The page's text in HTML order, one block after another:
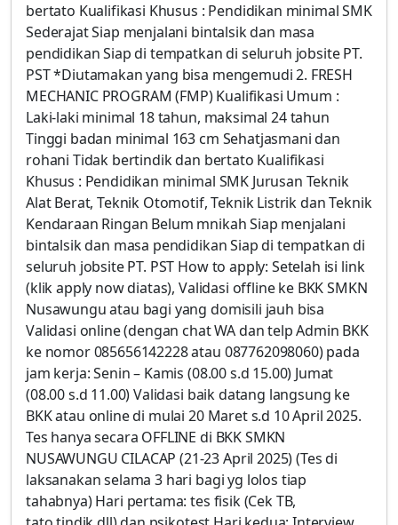
bertato Kualifikasi Khusus : Pendidikan minimal SMK
Sederajat Siap menjalani bintalsik dan masa
pendidikan Siap di tempatkan di seluruh jobsite PT.
PST *Diutamakan yang bisa mengemudi 2. FRESH
MECHANIC PROGRAM (FMP) Kualifikasi Umum :
Laki-laki minimal 18 tahun, maksimal 24 tahun
Tinggi badan minimal 163 cm Sehatjasmani dan
rohani Tidak bertindik dan bertato Kualifikasi
Khusus : Pendidikan minimal SMK Jurusan Teknik
Alat Berat, Teknik Otomotif, Teknik Listrik dan Teknik
Kendaraan Ringan Belum mnikah Siap menjalani
bintalsik dan masa pendidikan Siap di tempatkan di
seluruh jobsite PT. PST How to apply: Setelah isi link
(klik apply now diatas), Validasi offline ke BKK SMKN
Nusawungu atau bagi yang domisili jauh bisa
Validasi online (dengan chat WA dan telp Admin BKK
ke nomor 085656142228 atau 087762098060) pada
jam kerja: Senin – Kamis (08.00 s.d 15.00) Jumat
(08.00 s.d 11.00) Validasi baik datang langsung ke
BKK atau online di mulai 20 Maret s.d 10 April 2025.
Tes hanya secara OFFLINE di BKK SMKN
NUSAWUNGU CILACAP (21-23 April 2025) (Tes di
laksanakan selama 3 hari bagi yg lolos tiap
tahabnya) Hari pertama: tes fisik (Cek TB,